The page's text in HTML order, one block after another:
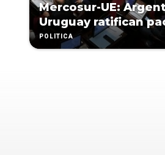
Mercosur-UE:
Uruguay ratifican
POLÍTICA